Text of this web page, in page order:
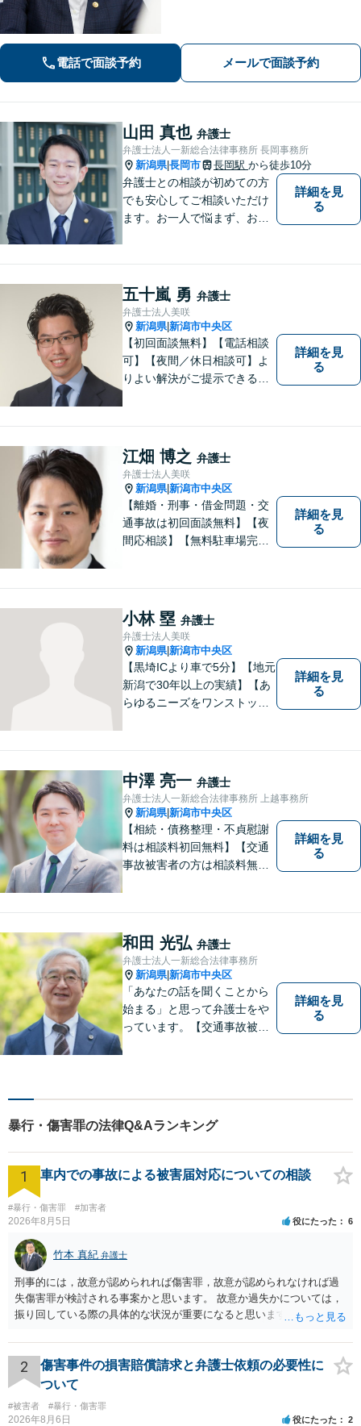
き、気持ちに寄り添いながら法的サポ
ートをいたします。
電話で面談予約 メールで面談予約
山田 真也 弁護士
弁護士法人一新総合法律事務所 長岡事務所
新潟県|長岡市 長岡駅 から徒歩10分
弁護士との相談が初めての方
でも安心してご相談いただけ
ます。お一人で悩まず、お気
料】【交通事故被害者の方は
相談料無料（弁護士費用特約
利用の場合は除く）】
詳細を見
る
五十嵐 勇 弁護士
弁護士法人美咲
新潟県|新潟市中央区
【初回面談無料】【電話相談
可】【夜間／休日相談可】よ
りよい解決がご提示できるよ
お気軽にご相談ください。
詳細を見
る
江畑 博之 弁護士
弁護士法人美咲
新潟県|新潟市中央区
【離婚・刑事・借金問題・交
通事故は初回面談無料】【夜
間応相談】【無料駐車場完
語も丁寧に解説いたします。
個人の方も法人の方も、お気
軽にご相談ください。
詳細を見
る
小林 塁 弁護士
弁護士法人美咲
新潟県|新潟市中央区
【黒埼ICより車で5分】【地元
新潟で30年以上の実績】【あ
らゆるニーズをワンストップ
れを実現できるよう、最大限
の努力をいたします。
詳細を見
る
中澤 亮一 弁護士
弁護士法人一新総合法律事務所 上越事務所
新潟県|新潟市中央区
【相続・債務整理・不貞慰謝
料は相談料初回無料】【交通
事故被害者の方は相談料無料
ただける弁護士になりたいと
思っています。
詳細を見
る
和田 光弘 弁護士
弁護士法人一新総合法律事務所
新潟県|新潟市中央区
「あなたの話を聞くことから
始まる」と思って弁護士をや
っています。【交通事故被害
災・不貞慰謝料は相談料初回
上】
詳細を見
る
暴行・傷害罪の法律Q&Aランキング
1 車内での事故による被害届対応についての相談
#暴行・傷害罪 #加害者
2026年8月5日 役にたった 6
竹本 真紀 弁護士
刑事的には，故意が認められれば傷害罪，故意が認められなければ過
失傷害罪が検討される事案かと思います。 故意か過失かについては，
振り回している際の具体的な状況が重要になると思います。 民事的に
過失でも該当するでしょう。 因果関係（刑事も民事も影響あり）とし
ては，数週間経過している点も問題になるかもしれません。 因果関係
がなくなれば，評価の仕方が大きく変わります。 いずれにしまして
も，ご心配であるならば，お近くの弁護士の方に相談されるのがよい
と思います。
2
傷害事件の損害賠償請求と弁護士依頼の必要性に
ついて
#被害者 #暴行・傷害罪
2026年8月6日 役にたった 2